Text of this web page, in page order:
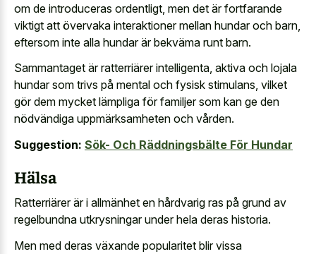
om de introduceras ordentligt, men det är fortfarande
viktigt att övervaka interaktioner mellan hundar och barn,
eftersom inte alla hundar är bekväma runt barn.
Sammantaget är ratterriärer intelligenta, aktiva och lojala
hundar som trivs på mental och fysisk stimulans, vilket
gör dem mycket lämpliga för familjer som kan ge den
nödvändiga uppmärksamheten och vården.
Suggestion: Sök- Och Räddningsbälte För Hundar
Hälsa
Ratterriärer är i allmänhet en hårdvarig ras på grund av
regelbundna utkrysningar under hela deras historia.
Men med deras växande popularitet blir vissa